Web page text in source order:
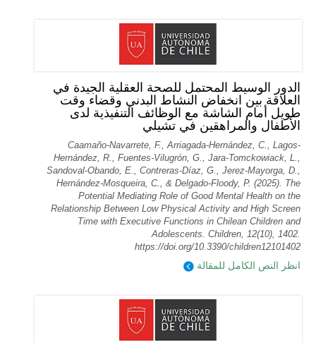
الدور الوسيط المحتمل للصحة العقلية الجيدة في
العلاقة بين انخفاض النشاط البدني وقضاء وقت
طويل أمام الشاشة مع الوظائف التنفيذية لدى
الأطفال والمراهقين في تشيلي
Caamaño-Navarrete, F., Arriagada-Hernández, C., Lagos-
Hernández, R., Fuentes-Vilugrón, G., Jara-Tomckowiack, L.,
Sandoval-Obando, E., Contreras-Díaz, G., Jerez-Mayorga, D.,
Hernández-Mosqueira, C., & Delgado-Floody, P. (2025). The
Potential Mediating Role of Good Mental Health on the
Relationship Between Low Physical Activity and High Screen
Time with Executive Functions in Chilean Children and
Adolescents. Children, 12(10), 1402.
https://doi.org/10.3390/children12101402
انظر النص الكامل للمقالة